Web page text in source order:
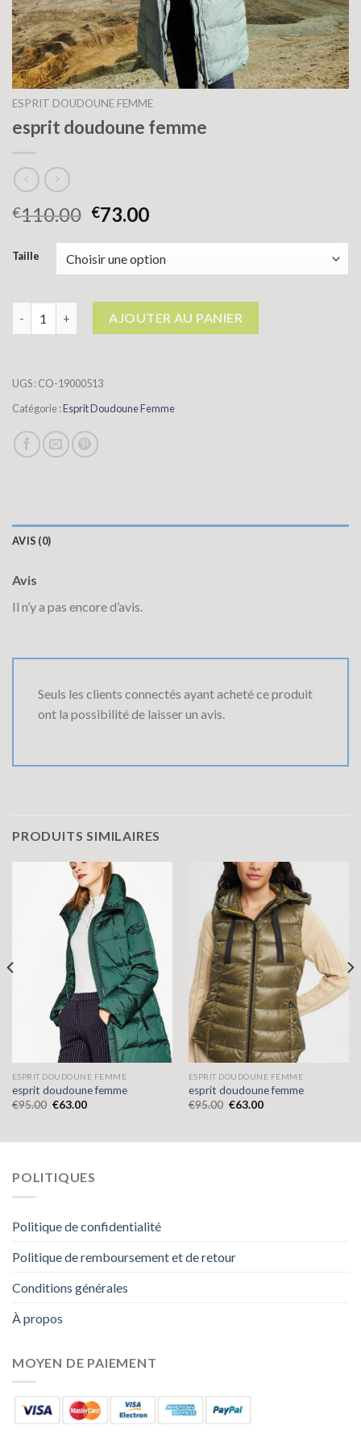
ESPRIT DOUDOUNE FEMME
esprit doudoune femme
€110.00 €73.00
Taille
quantité de esprit doudoune femme
AJOUTER AU PANIER
UGS :CO-19000513
Catégorie :Esprit Doudoune Femme
AVIS (0)
Avis
Il n’y a pas encore d’avis.
Seuls les clients connectés ayant acheté ce produit
ont la possibilité de laisser un avis.
PRODUITS SIMILAIRES
ESPRIT DOUDOUNE FEMME
esprit doudoune femme
€95.00 €63.00
ESPRIT DOUDOUNE FEMME
esprit doudoune femme
€95.00 €63.00
POLITIQUES
Politique de confidentialité
Politique de remboursement et de retour
Conditions générales
À propos
MOYEN DE PAIEMENT